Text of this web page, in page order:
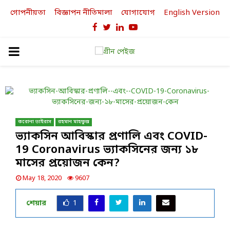
গোপনীয়তা বিজ্ঞাপন নীতিমালা যোগাযোগ English Version
Facebook
TwitterLinkedinYoutube
PRIMARY
করোনা ভাইরাস রহমান মাহফুজ
ভ‍্যাকসিন আবিস্কার প্রণালি এবং COVID-
19 Coronavirus ভ‍্যাকসিনের জন‍্য ১৮
মাসের প্রয়োজন কেন?
May 18, 2020 9607
শেয়ার 1